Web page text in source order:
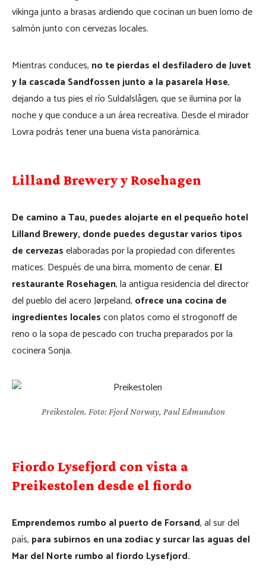
vikinga junto a brasas ardiendo que cocinan un buen lomo de
salmón junto con cervezas locales.
Mientras conduces, no te pierdas el desfiladero de Juvet
y la cascada Sandfossen junto a la pasarela Høse,
dejando a tus pies el río Suldalslågen, que se ilumina por la
noche y que conduce a un área recreativa. Desde el mirador
Lovra podrás tener una buena vista panorámica.
Lilland Brewery y Rosehagen
De camino a Tau, puedes alojarte en el pequeño hotel
Lilland Brewery, donde puedes degustar varios tipos
de cervezaselaboradas por la propiedad con diferentes
matices. Después de una birra, momento de cenar. El
restaurante Rosehagen, la antigua residencia del director
del pueblo del acero Jørpeland, ofrece una cocina de
ingredientes localescon platos como el strogonoff de
reno o la sopa de pescado con trucha preparados por la
cocinera Sonja.
Preikestolen. Foto: Fjord Norway, Paul Edmundson
Fiordo Lysefjord con vista a
Preikestolen desde el fiordo
Emprendemos rumbo al puerto de Forsand, al sur del
país, para subirnos en una zodiac y surcar las aguas del
Mar del Norte rumbo al fiordo Lysefjord.